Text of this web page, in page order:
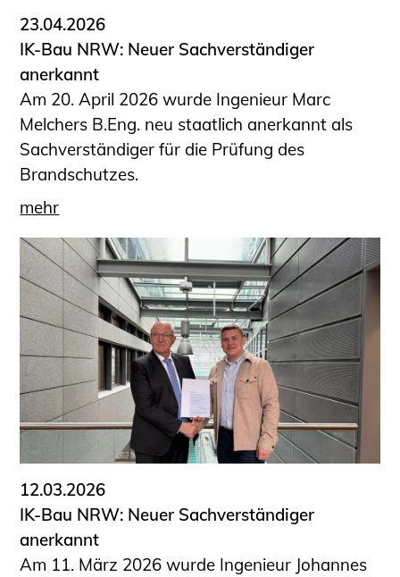
23.04.2026
IK-Bau NRW: Neuer Sachverständiger
anerkannt
Am 20. April 2026 wurde Ingenieur Marc
Melchers B.Eng. neu staatlich anerkannt als
Sachverständiger für die Prüfung des
Brandschutzes.
mehr
12.03.2026
IK-Bau NRW: Neuer Sachverständiger
anerkannt
Am 11. März 2026 wurde Ingenieur Johannes